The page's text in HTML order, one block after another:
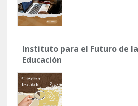
Instituto para el Futuro de la
Educación